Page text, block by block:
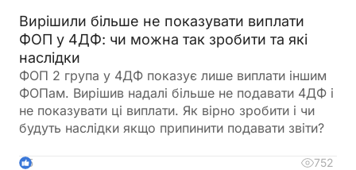
Вирішили більше не показувати виплати
ФОП у 4ДФ: чи можна так зробити та які
наслідки
ФОП 2 група у 4ДФ показує лише виплати іншим
ФОПам. Вирішив надалі більше не подавати 4ДФ і
не показувати ці виплати. Як вірно зробити і чи
будуть наслідки якщо припинити подавати звіти?
5
752